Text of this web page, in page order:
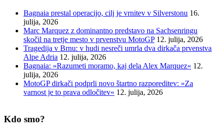
Bagnaia prestal operacijo, cilj je vrnitev v Silverstonu 16.
julija, 2026
Marc Marquez z dominantno predstavo na Sachsenringu
skočil na tretje mesto v prvenstvu MotoGP 12. julija, 2026
Tragedija v Brnu: v hudi nesreči umrla dva dirkača prvenstva
Alpe Adria 12. julija, 2026
Bagnaia: »Razumeti moramo, kaj dela Alex Marquez« 12.
julija, 2026
MotoGP dirkači podprli novo štartno razporeditev: »Za
varnost je to prava odločitev« 12. julija, 2026
Kdo smo?